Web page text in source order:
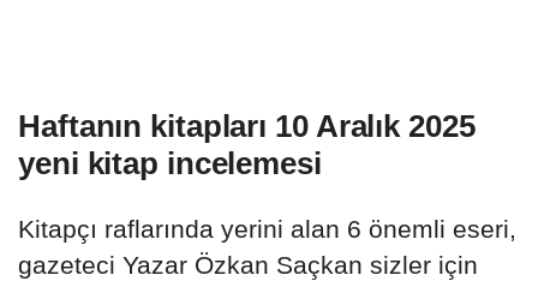
Haftanın kitapları 10 Aralık 2025
yeni kitap incelemesi
Kitapçı raflarında yerini alan 6 önemli eseri,
gazeteci Yazar Özkan Saçkan sizler için